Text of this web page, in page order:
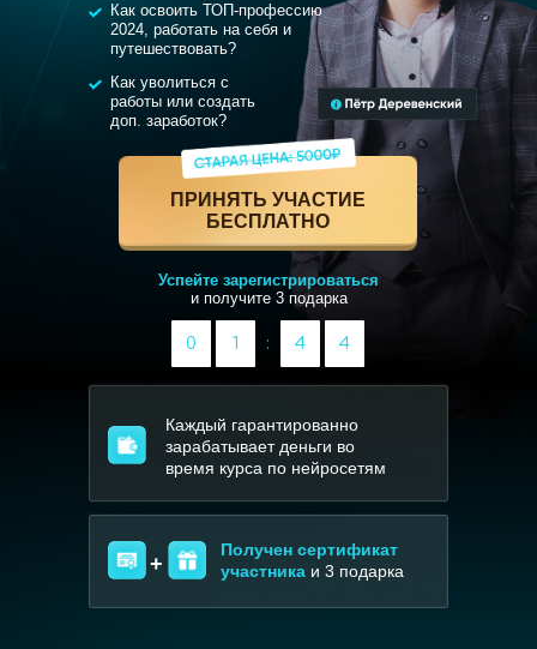
Успейте зарегистрироваться
и получите 3 подарка
ПРИНЯТЬ УЧАСТИЕ
БЕСПЛАТНО
Каждый гарантированно
зарабатывает деньги во
время курса по нейросетям
+
Получен сертификат
участника и 3 подарка
Как освоить ТОП-профессию
2024, работать на себя и
путешествовать?
Как уволиться с
работы или создать
доп. заработок?
0 1 : 4 4